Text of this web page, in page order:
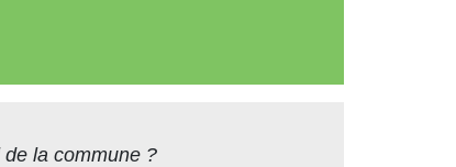
la commune ?